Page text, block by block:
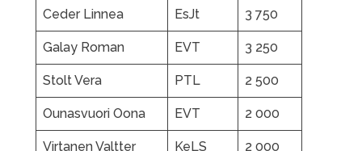
Ceder Linnea EsJt 3 750
Galay Roman EVT 3 250
Stolt Vera PTL 2 500
Ounasvuori Oona EVT 2 000
Virtanen Valtter KeLS 2 000